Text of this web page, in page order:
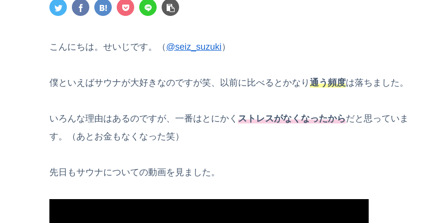
こんにちは。せいじです。（ @seiz_suzuki ）
僕といえばサウナが大好きなのですが笑、以前に比べるとかなり 通う頻度は落ちました。
いろんな理由はあるのですが、一番はとにかく ストレスがなくなったからだと思っていま
す。（あとお金もなくなった笑）
先日もサウナについての動画を見ました。